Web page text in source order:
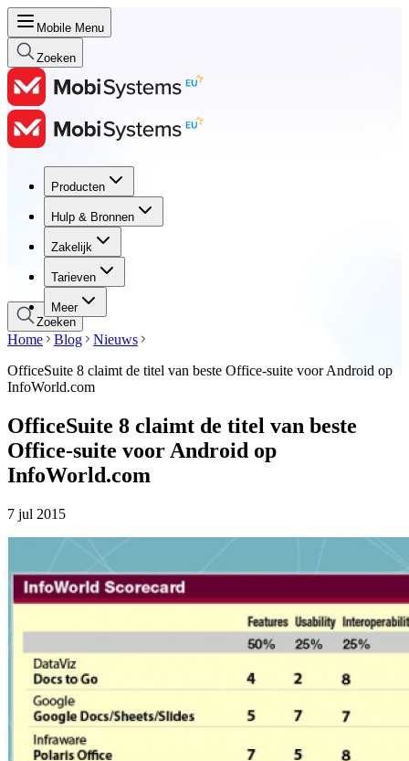
Mobile Menu
Zoeken
Producten
Hulp & Bronnen
Zakelijk
Tarieven
Meer
Producten
Hulp & Bronnen
Zakelijk
Tarieven
Zoeken
Home Blog
Nieuws
OfficeSuite 8 claimt de titel van beste Office-suite voor Android op
InfoWorld.com
OfficeSuite 8 claimt de titel van beste
Office-suite voor Android op
InfoWorld.com
7 jul 2015